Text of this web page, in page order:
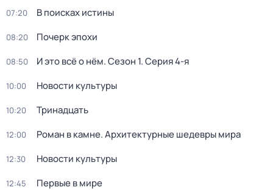
07:20 В поисках истины
08:20 Почерк эпохи
08:50 И это всё о нём. Сезон 1. Серия 4-я
10:00 Новости культуры
10:20 Тринадцать
12:00 Роман в камне. Архитектурные шедевры мира
12:30 Новости культуры
12:45 Первые в мире